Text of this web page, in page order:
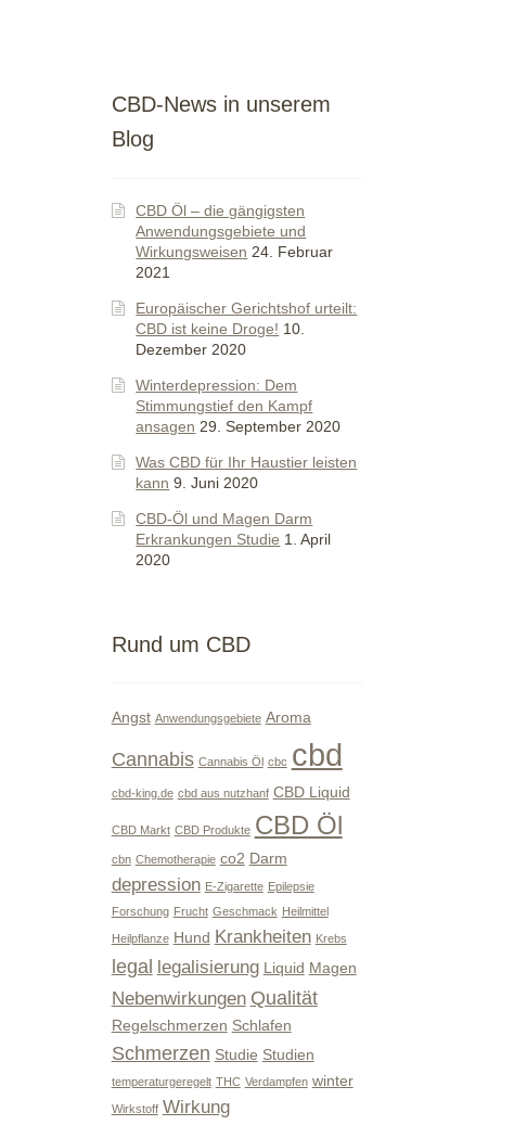
CBD-News in unserem
Blog
CBD Öl – die gängigsten
Anwendungsgebiete und
Wirkungsweisen 24. Februar
2021
Europäischer Gerichtshof urteilt:
CBD ist keine Droge! 10.
Dezember 2020
Winterdepression: Dem
Stimmungstief den Kampf
ansagen 29. September 2020
Was CBD für Ihr Haustier leisten
kann 9. Juni 2020
CBD-Öl und Magen Darm
Erkrankungen Studie 1. April
2020
Rund um CBD
Angst Anwendungsgebiete Aroma
Cannabis Cannabis Öl cbc cbd
cbd-king.de cbd aus nutzhanf CBD Liquid
CBD Markt CBD Produkte CBD Öl
cbn Chemotherapie co2 Darm
depression E-Zigarette Epilepsie
Forschung Frucht Geschmack Heilmittel
Heilpflanze Hund Krankheiten Krebs
legal legalisierung Liquid Magen
Nebenwirkungen Qualität
Regelschmerzen Schlafen
Schmerzen Studie Studien
temperaturgeregelt THC Verdampfen winter
Wirkstoff Wirkung